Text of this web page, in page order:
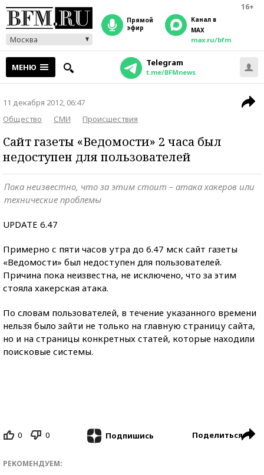
16+
Москва
прямой
эфир
Канал в
MAX
max.ru/bfm
МЕНЮ Telegram
t.me/BFMnews
11 декабря 2012, 06:47
Общество
СМИ Происшествия
Сайт газеты «Ведомости» 2 часа был
недоступен для пользователей
Пока неизвестно, что за этим стоит – атака хакеров или
технические проблемы
UPDATE 6.47
Примерно с пяти часов утра до 6.47 мск сайт газеты
«Ведомости» был недоступен для пользователей.
Причина пока неизвестна, не исключено, что за этим
стояла хакерская атака.
По словам пользователей, в течение указанного времени
нельзя было зайти не только на главную страницу сайта,
но и на страницы конкретных статей, которые находили
поисковые системы.
0 0 Подпишись Поделиться
РЕКОМЕНДУЕМ: